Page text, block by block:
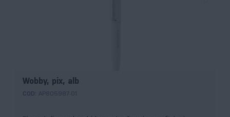
Wobby, pix, alb
COD: AP805987-01